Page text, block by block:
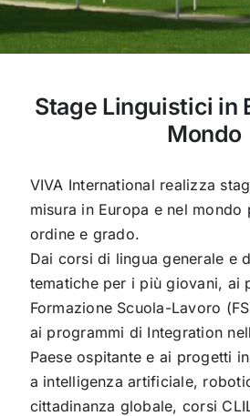
Stage Linguistici in
Mondo
VIVA International realizza
misura in Europa e nel
ordine e grado.
Dai corsi di lingua generale e
tematiche per i più giovani, ai
Formazione Scuola-Lavoro
ai programmi di Integration
Paese ospitante e ai progetti
a intelligenza artificiale,
cittadinanza globale, corsi